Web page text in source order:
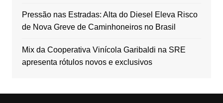
Pressão nas Estradas: Alta do Diesel Eleva Risco
de Nova Greve de Caminhoneiros no Brasil
Mix da Cooperativa Vinícola Garibaldi na SRE
apresenta rótulos novos e exclusivos